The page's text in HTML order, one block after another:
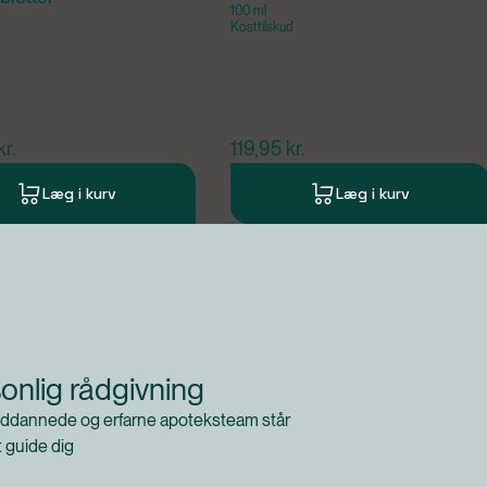
pris
kr.
Læg i kurv
100 ml
Kosttilskud
$nuværende pris
119,95 kr.
Læg i kurv
rådgivning
og erfarne apoteksteam står
guide dig